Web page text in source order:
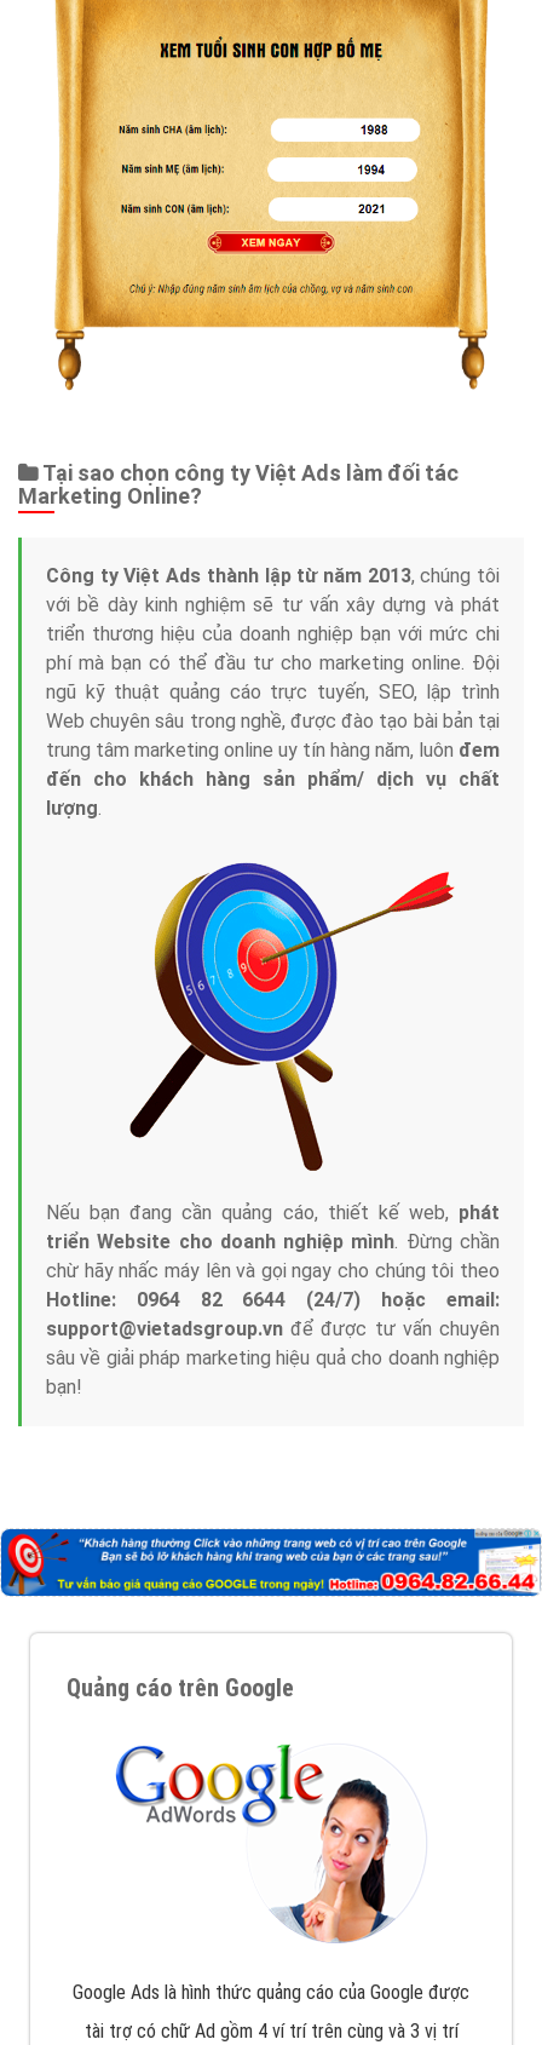
Tại sao chọn công ty Việt Ads làm đối tác
Marketing Online?
Công ty Việt Ads thành lập từ năm 2013, chúng tôi
với bề dày kinh nghiệm sẽ tư vấn xây dựng và phát
triển thương hiệu của doanh nghiệp bạn với mức chi
phí mà bạn có thể đầu tư cho marketing online. Đội
ngũ kỹ thuật quảng cáo trực tuyến, SEO, lập trình
Web chuyên sâu trong nghề, được đào tạo bài bản tại
trung tâm marketing online uy tín hàng năm, luôn đem
đến cho khách hàng sản phẩm/ dịch vụ chất
lượng.
Nếu bạn đang cần quảng cáo, thiết kế web, phát
triển Website cho doanh nghiệp mình. Đừng chần
chừ hãy nhấc máy lên và gọi ngay cho chúng tôi theo
Hotline: 0964 82 6644 (24/7) hoặc email:
support@vietadsgroup.vn để được tư vấn chuyên
sâu về giải pháp marketing hiệu quả cho doanh nghiệp
bạn!
Quảng cáo trên Google
Google Ads là hình thức quảng cáo của Google được
tài trợ có chữ Ad gồm 4 ví trí trên cùng và 3 vị trí